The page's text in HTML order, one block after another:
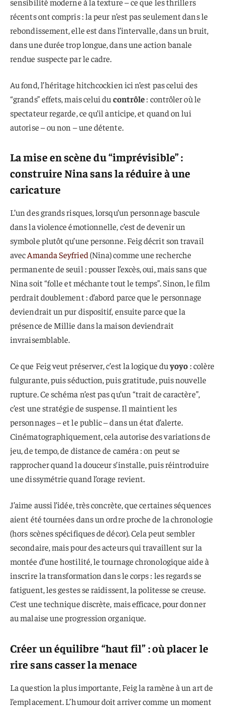
récents ont compris : la peur n’est pas seulement dans le
rebondissement, elle est dans l’intervalle, dans un bruit,
dans une durée trop longue, dans une action banale
rendue suspecte par le cadre.
Au fond, l’héritage hitchcockien ici n’est pas celui des
“grands” effets, mais celui du contrôle: contrôler où le
spectateur regarde, ce qu’il anticipe, et quand on lui
autorise – ou non – une détente.
La mise en scène du “imprévisible” :
construire Nina sans la réduire à une
caricature
L’un des grands risques, lorsqu’un personnage bascule
dans la violence émotionnelle, c’est de devenir un
symbole plutôt qu’une personne. Feig décrit son travail
avecAmanda Seyfried(Nina) comme une recherche
permanente de seuil : pousser l’excès, oui, mais sans que
Nina soit “folle et méchante tout le temps”. Sinon, le film
perdrait doublement : d’abord parce que le personnage
deviendrait un pur dispositif, ensuite parce que la
présence de Millie dans la maison deviendrait
invraisemblable.
Ce que Feig veut préserver, c’est la logique duyoyo : colère
fulgurante, puis séduction, puis gratitude, puis nouvelle
rupture. Ce schéma n’est pas qu’un “trait de caractère”,
c’est une stratégie de suspense. Il maintient les
personnages – et le public – dans un état d’alerte.
Cinématographiquement, cela autorise des variations de
jeu, de tempo, de distance de caméra : on peut se
rapprocher quand la douceur s’installe, puis réintroduire
une dissymétrie quand l’orage revient.
J’aime aussi l’idée, très concrète, que certaines séquences
aient été tournées dans un ordre proche de la chronologie
(hors scènes spécifiques de décor). Cela peut sembler
secondaire, mais pour des acteurs qui travaillent sur la
montée d’une hostilité, le tournage chronologique aide à
inscrire la transformation dans le corps : les regards se
fatiguent, les gestes se raidissent, la politesse se creuse.
C’est une technique discrète, mais efficace, pour donner
au malaise une progression organique.
Créer un équilibre “haut fil” : où placer le
rire sans casser la menace
La question la plus importante, Feig la ramène à un art de
l’emplacement. L’humour doit arriver comme un moment